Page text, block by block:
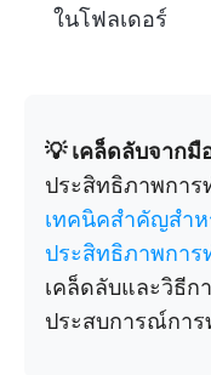
ในโฟลเดอร์
💡 เคล็ดลับจากมื
ประสิทธิภาพกา
เทคนิคสำคัญสำห
ประสิทธิภาพกา
เคล็ดลับและวิธีก
ประสบการณ์กา